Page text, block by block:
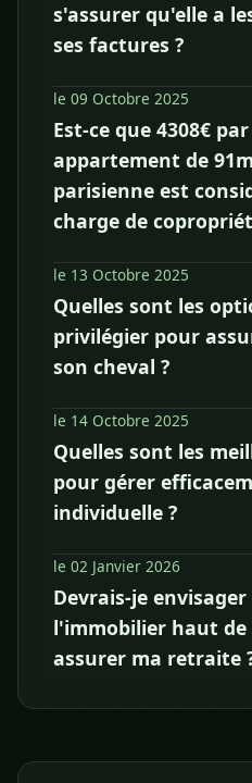
s'assurer qu'elle a
ses factures ?
le 09 Octobre 2025
Est-ce que 4308€
appartement de
parisienne est
charge de
le 13 Octobre 2025
Quelles sont les
privilégier pour
son cheval ?
le 14 Octobre 2025
Quelles sont les
pour gérer
individuelle ?
le 02 Janvier 2026
Devrais-je
l'immobilier haut de
assurer ma retraite